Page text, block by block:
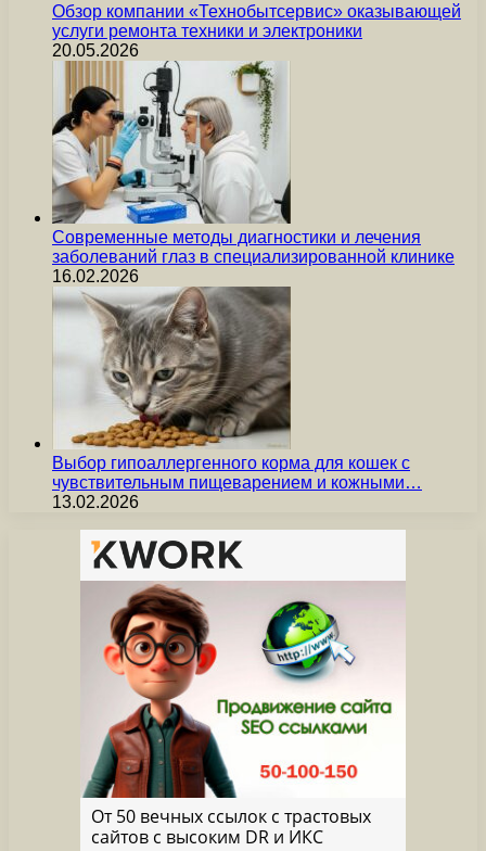
Обзор компании «Технобытсервис» оказывающей
услуги ремонта техники и электроники
20.05.2026
Современные методы диагностики и лечения
заболеваний глаз в специализированной клинике
16.02.2026
Выбор гипоаллергенного корма для кошек с
чувствительным пищеварением и кожными…
13.02.2026